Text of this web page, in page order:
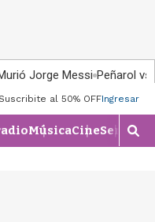
Jorge Messi Peñarol
al 50% OFFIngresar
MúsicaCineSeries
M
o